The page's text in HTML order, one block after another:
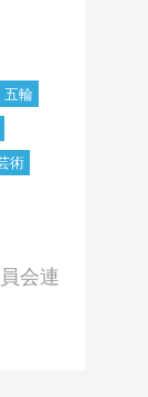
五輪
術
会連